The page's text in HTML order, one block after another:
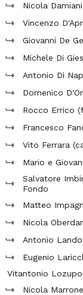
Nicola Damiani
Vincenzo
Giovanni De
Michele Di
Antonio Di
Domenico
Rocco Errico
Francesco
Vito Ferrara
Mario e
Salvatore
Fondo
Matteo
Nicola
Antonio
Eugenio
Vitantonio
Nicola Marrone